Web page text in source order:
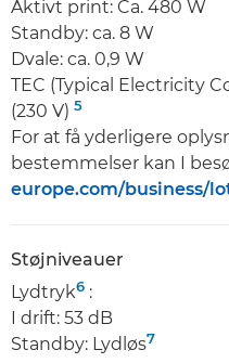
Aktivt print: Ca. 480 W
Standby: ca. 8 W
Dvale: ca. 0,9 W
TEC (Typical Electricity
(230 V) 5
For at få yderligere
bestemmelser kan I
europe.com/business/
Støjniveauer
Lydtryk6 :
I drift: 53 dB
Standby: Lydløs7